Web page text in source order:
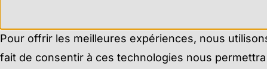
Pour offrir les meilleures expériences, nous
fait de consentir à ces technologies nous